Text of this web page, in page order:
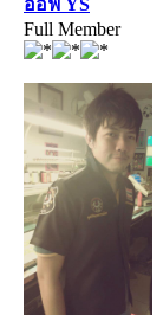
Full Member